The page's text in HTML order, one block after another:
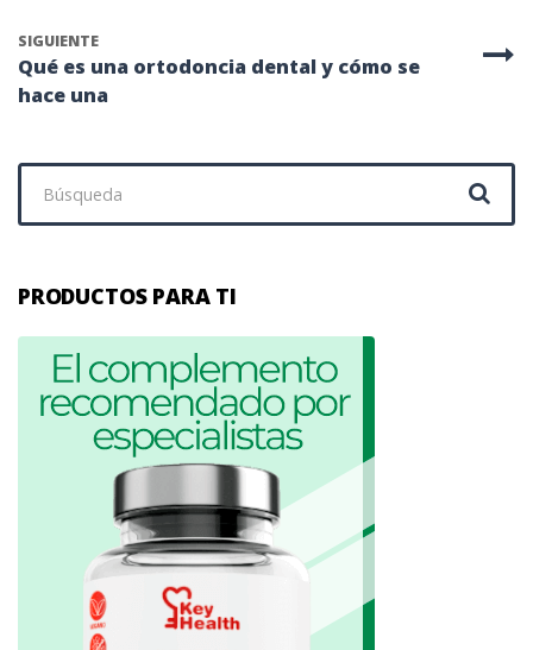
SIGUIENTE
Qué es una ortodoncia dental y cómo se
hace una
PRODUCTOS PARA TI